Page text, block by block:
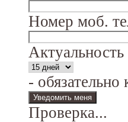
Номер моб.
Актуальность
-
Проверка...